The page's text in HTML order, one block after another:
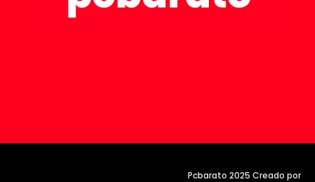
Pcbarato 2025 Creado por